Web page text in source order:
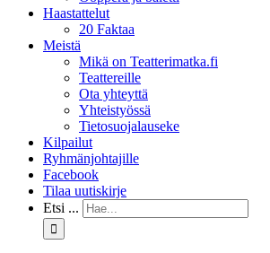
Haastattelut
20 Faktaa
Meistä
Mikä on Teatterimatka.fi
Teattereille
Ota yhteyttä
Yhteistyössä
Tietosuojalauseke
Kilpailut
Ryhmänjohtajille
Facebook
Tilaa uutiskirje
Etsi ...